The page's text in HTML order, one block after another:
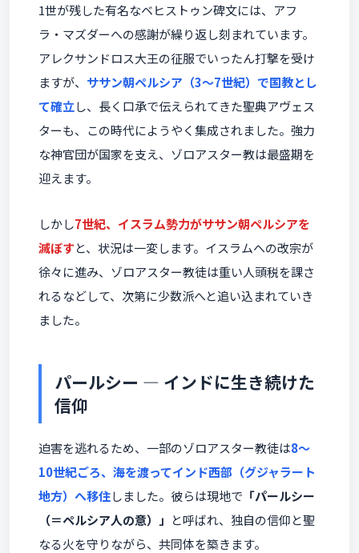
1世が残した有名なベヒストゥン碑文には、アフ
ラ・マズダーへの感謝が繰り返し刻まれています。
アレクサンドロス大王の征服でいったん打撃を受け
ますが、 ササン朝ペルシア（3〜7世紀）で国教とし
て確立し、長く口承で伝えられてきた聖典アヴェス
ターも、この時代にようやく集成されました。強力
な神官団が国家を支え、ゾロアスター教は最盛期を
迎えます。
しかし7世紀、イスラム勢力がササン朝ペルシアを
滅ぼすと、状況は一変します。イスラムへの改宗が
徐々に進み、ゾロアスター教徒は重い人頭税を課さ
れるなどして、次第に少数派へと追い込まれていき
ました。
パールシー ― インドに生き続けた
信仰
迫害を逃れるため、一部のゾロアスター教徒は8〜
10世紀ごろ、海を渡ってインド西部（グジャラート
地方）へ移住しました。彼らは現地で 「パールシー
（＝ペルシア人の意）」 と呼ばれ、独自の信仰と聖
なる火を守りながら、共同体を築きます。